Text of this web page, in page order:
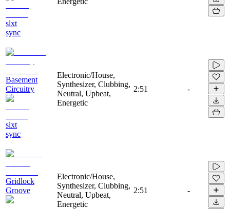
slxt
sync
Basement
Circuitry
slxt
sync
Electronic/House,
Synthesizer, Clubbing,
Neutral, Upbeat,
Energetic
2:51 -
Gridlock
Groove
Electronic/House,
Synthesizer, Clubbing,
Neutral, Upbeat,
Energetic
2:51 -